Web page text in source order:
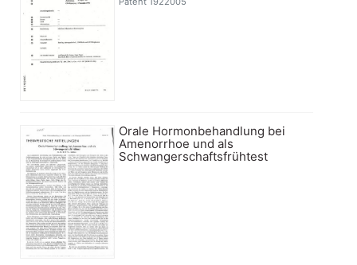
Orale Hormonbehandlung bei
Amenorrhoe und als
Schwangerschaftsfrühtest